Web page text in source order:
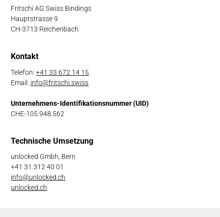
Fritschi AG Swiss Bindings
Hauptstrasse 9
CH-3713 Reichenbach
Kontakt
Telefon:+41 33 672 14 15
Email: info@fritschi.swiss
Unternehmens-Identifikationsnummer (UID)
CHE-105.948.562
Technische Umsetzung
unlocked Gmbh, Bern
+41 31 312 40 01
info@unlocked.ch
unlocked.ch